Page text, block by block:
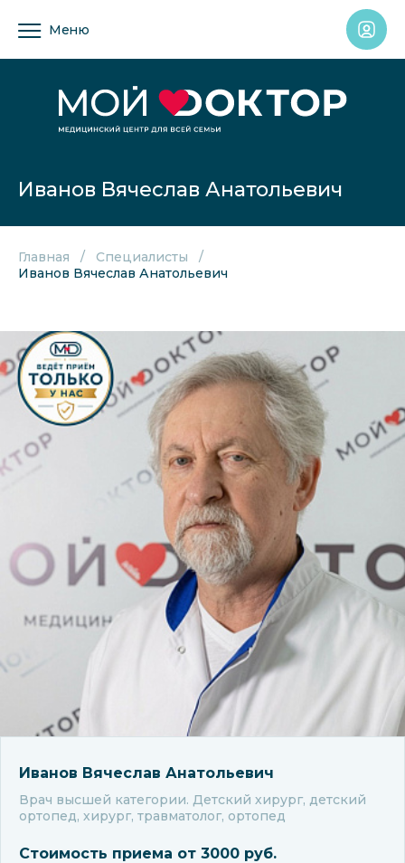
Меню
Иванов Вячеслав Анатольевич
Главная
Специалисты
Иванов Вячеслав Анатольевич
Иванов Вячеслав Анатольевич
Врач высшей категории. Детский хирург, детский
ортопед, хирург, травматолог, ортопед
Стоимость приема от 3000 руб.